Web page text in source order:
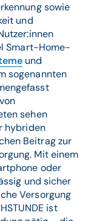
sowie
und
Smart-Home-
und
sogenannten
sehen
hybriden
Beitrag zur
Mit einem
oder
und sicher
Versorgung
ist